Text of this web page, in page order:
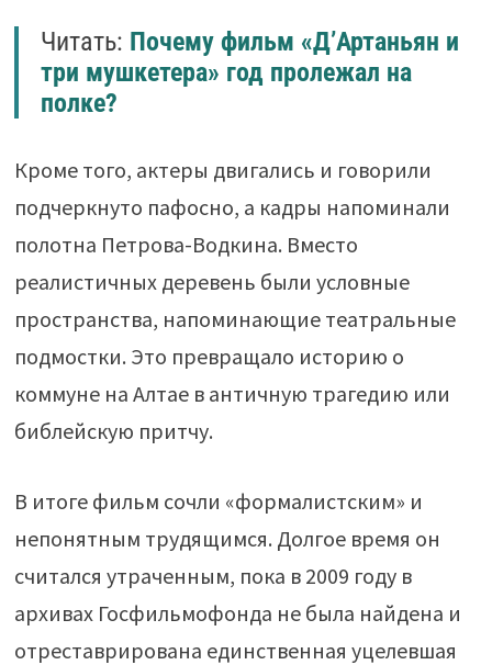
Читать: Почему фильм «Д’Артаньян и
три мушкетера» год пролежал на
полке?
Кроме того, актеры двигались и говорили
подчеркнуто пафосно, а кадры напоминали
полотна Петрова-Водкина. Вместо
реалистичных деревень были условные
пространства, напоминающие театральные
подмостки. Это превращало историю о
коммуне на Алтае в античную трагедию или
библейскую притчу.
В итоге фильм сочли «формалистским» и
непонятным трудящимся. Долгое время он
считался утраченным, пока в 2009 году в
архивах Госфильмофонда не была найдена и
отреставрирована единственная уцелевшая